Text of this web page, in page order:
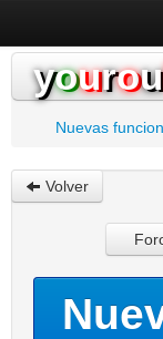
yourou
Nuevas
Volver